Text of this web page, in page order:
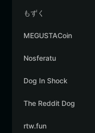
もずく
MEGUSTACoin
Nosferatu
Dog In Shock
The Reddit Dog
rtw.fun